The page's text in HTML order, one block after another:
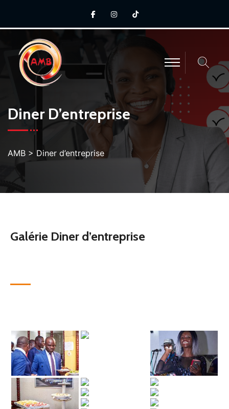
Diner D’entreprise
AMB > Diner d’entreprise
Galérie Diner d’entreprise